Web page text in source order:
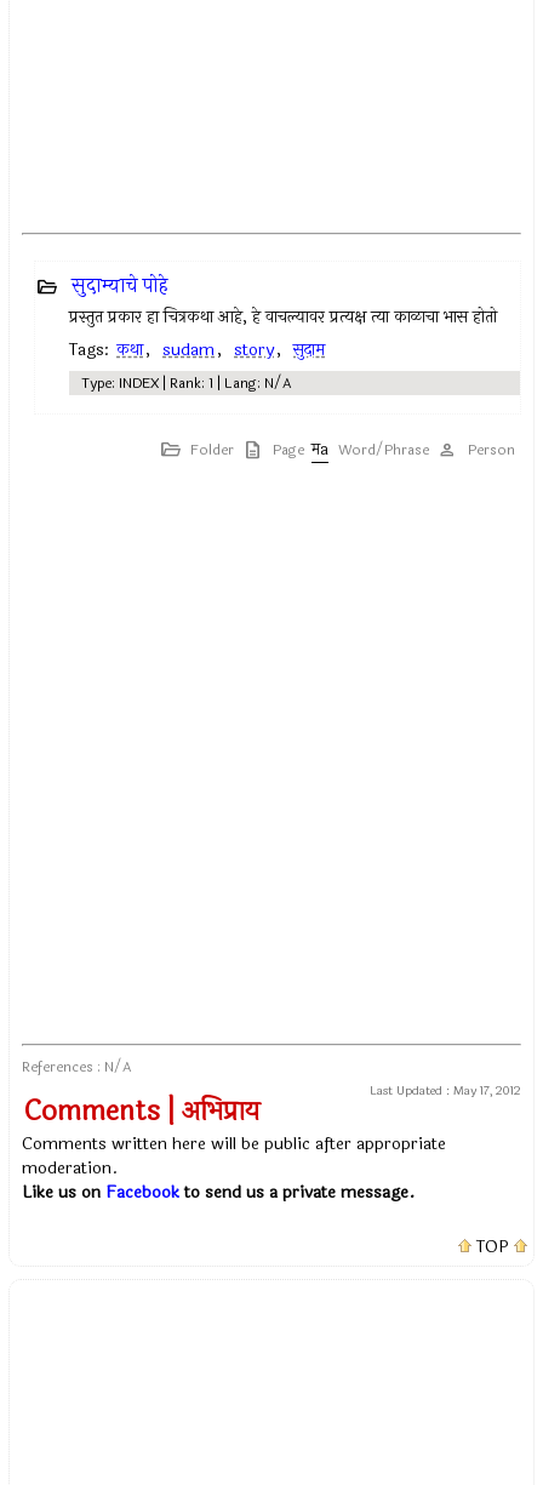
सुदाम्याचे पोहे
प्रस्तुत प्रकार हा चित्रकथा आहे, हे वाचल्यावर प्रत्यक्ष त्या काळाचा भास होतो
Tags: कथा, sudam, story, सुदाम
Type: INDEX | Rank: 1 | Lang: N/A
Folder Page Word/Phrase Person
References : N/A
Last Updated : May 17, 2012
Comments | अभिप्राय
Comments written here will be public after appropriate
moderation.
Like us on Facebookto send us a private message.
TOP